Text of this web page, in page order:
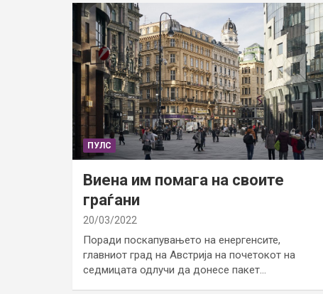
ПУЛС
Виена им помага на своите
граѓани
20/03/2022
Поради поскапувањето на енергенсите,
главниот град на Австрија на почетокот на
седмицата одлучи да донесе пакет…